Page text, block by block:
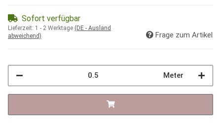
Sofort verfügbar
Lieferzeit: 1 - 2 Werktage (DE - Ausland
abweichend)
Frage zum Artikel
Meter